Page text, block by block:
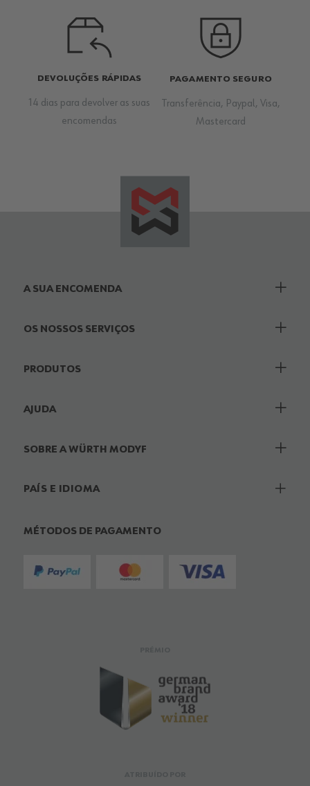
DEVOLUÇÕES RÁPIDAS
14 dias para devolver as suas
encomendas
PAGAMENTO SEGURO
Transferência, Paypal, Visa,
Mastercard
A SUA ENCOMENDA
OS NOSSOS SERVIÇOS
PRODUTOS
AJUDA
SOBRE A WÜRTH MODYF
PAÍS E IDIOMA
MÉTODOS DE PAGAMENTO